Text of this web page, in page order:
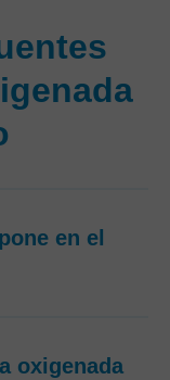
en el
oxigenada